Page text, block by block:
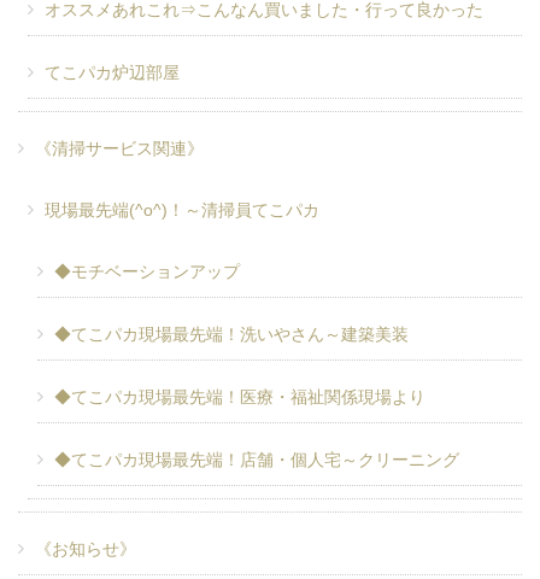
オススメあれこれ⇒こんなん買いました・行って良かった
てこパカ炉辺部屋
《清掃サービス関連》
現場最先端(^o^)！～清掃員てこパカ
◆モチベーションアップ
◆てこパカ現場最先端！洗いやさん～建築美装
◆てこパカ現場最先端！医療・福祉関係現場より
◆てこパカ現場最先端！店舗・個人宅～クリーニング
《お知らせ》